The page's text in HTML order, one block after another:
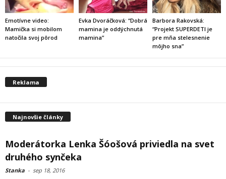
Emotívne video:
Mamička si mobilom
natočila svoj pôrod
Evka Dvoráčková: “Dobrá
mamina je oddýchnutá
mamina”
Barbora Rakovská:
“Projekt SUPERDETI je
pre mňa stelesnenie
môjho sna”
Reklama
Najnovšie články
Moderátorka Lenka Šóošová priviedla na svet
druhého synčeka
Stanka - sep 18, 2016